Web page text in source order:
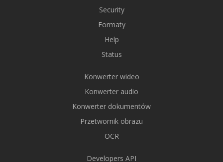
Security
Formaty
Help
Status
Konwerter wideo
Konwerter audio
Konwerter dokumentów
Przetwornik obrazu
OCR
Developers API